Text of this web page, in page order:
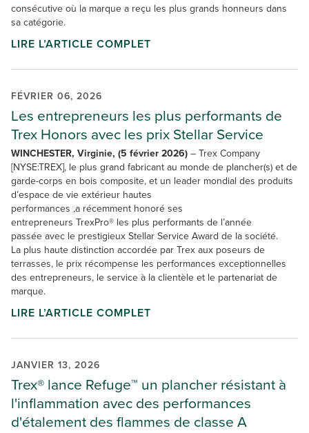
consécutive où la marque a reçu les plus grands honneurs dans
sa catégorie.
LIRE L’ARTICLE COMPLET
FÉVRIER 06, 2026
Les entrepreneurs les plus performants de
Trex Honors avec les prix Stellar Service
WINCHESTER, Virginie, (5 février 2026)– Trex Company
[NYSE:TREX], le plus grand fabricant au monde de plancher(s) et de
garde-corps en bois composite, et un leader mondial des produits
d’espace de vie extérieur hautes
performances ,a récemment honoré ses
entrepreneurs TrexPro® les plus performants de l’année
passée avec le prestigieux Stellar Service Award de la société.
La plus haute distinction accordée par Trex aux poseurs de
terrasses, le prix récompense les performances exceptionnelles
des entrepreneurs, le service à la clientèle et le partenariat de
marque.
LIRE L’ARTICLE COMPLET
JANVIER 13, 2026
Trex® lance Refuge™ un plancher résistant à
l'inflammation avec des performances
d'étalement des flammes de classe A